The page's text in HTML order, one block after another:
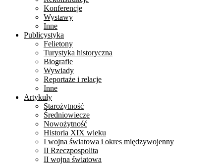
Konferencje
Wystawy
Inne
Publicystyka
Felietony
Turystyka historyczna
Biografie
Wywiady
Reportaże i relacje
Inne
Artykuły
Starożytność
Średniowiecze
Nowożytność
Historia XIX wieku
I wojna światowa i okres międzywojenny
II Rzeczpospolita
II wojna światowa